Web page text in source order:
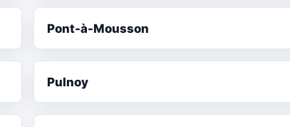
Pont-à-Mousson
Pulnoy